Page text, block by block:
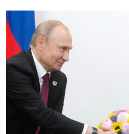
ОПК
Эксперты
Авторские материалы
Видео
Телефон редакции: +7 495